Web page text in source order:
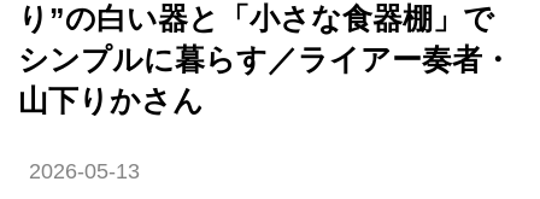
り”の白い器と「小さな食器棚」で
シンプルに暮らす／ライアー奏者・
山下りかさん
2026-05-13